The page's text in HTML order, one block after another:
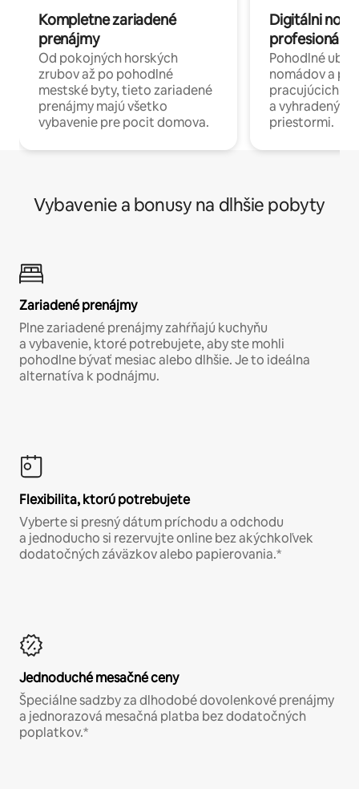
Kompletne zariadené
prenájmy
Od pokojných horských
zrubov až po pohodlné
mestské byty, tieto zariadené
prenájmy majú všetko
vybavenie pre pocit domova.
Digitálni
profesionáli
Pohodlné
nomádov a
pracujúcich
a
priestormi.
Vybavenie a bonusy na dlhšie pobyty
Zariadené prenájmy
Plne zariadené prenájmy zahŕňajú kuchyňu
a vybavenie, ktoré potrebujete, aby ste mohli
pohodlne bývať mesiac alebo dlhšie. Je to ideálna
alternatíva k podnájmu.
Flexibilita, ktorú potrebujete
Vyberte si presný dátum príchodu a odchodu
a jednoducho si rezervujte online bez akýchkoľvek
dodatočných záväzkov alebo papierovania.*
Jednoduché mesačné ceny
Špeciálne sadzby za dlhodobé dovolenkové prenájmy
a jednorazová mesačná platba bez dodatočných
poplatkov.*